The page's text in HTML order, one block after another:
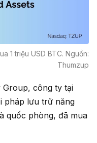
1 triệu USD BTC. Nguồn:
Thumzup
Group, công ty tại
pháp lưu trữ năng
quốc phòng, đã mua